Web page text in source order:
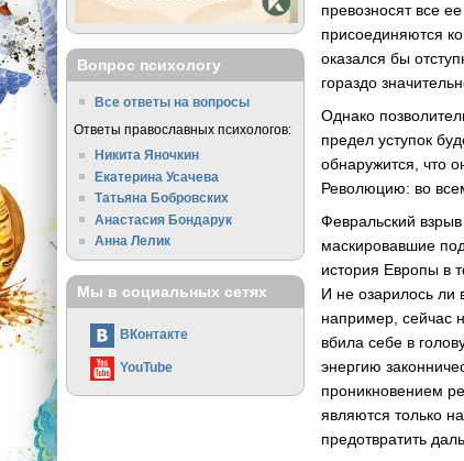
превозносят все
присоединяются
оказался бы
гораздо
Однако
предел уступок
обнаружится, что
Революцию: во
Февральский
маскировавшие
история Европы в
И не озарилось ли
например, сейчас
вбила себе в
энергию
проникновением
являются только
предотвратить
Вопрос психологу
Все ответы на вопросы
Ответы православных психологов:
Никита Яночкин
Екатерина Усачева
Татьяна Бобровских
Анастасия Бондарук
Анна Лелик
Мы в социальных сетях
ВКонтакте
YouTube